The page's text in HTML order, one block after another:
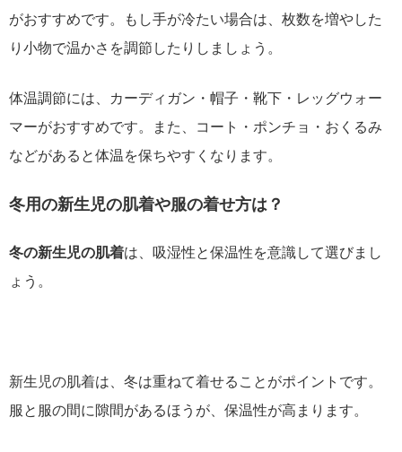
がおすすめです。もし手が冷たい場合は、枚数を増やした
り小物で温かさを調節したりしましょう。
体温調節には、カーディガン・帽子・靴下・レッグウォー
マーがおすすめです。また、コート・ポンチョ・おくるみ
などがあると体温を保ちやすくなります。
冬用の新生児の肌着や服の着せ方は？
冬の新生児の肌着は、吸湿性と保温性を意識して選びまし
ょう。
新生児の肌着は、冬は重ねて着せることがポイントです。
服と服の間に隙間があるほうが、保温性が高まります。